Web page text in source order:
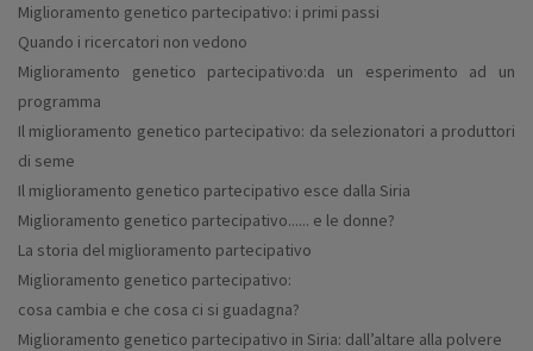
Miglioramento genetico partecipativo: i primi passi
Quando i ricercatori non vedono
Miglioramento genetico partecipativo:da un esperimento ad un
programma
Il miglioramento genetico partecipativo: da selezionatori a produttori
di seme
Il miglioramento genetico partecipativo esce dalla Siria
Miglioramento genetico partecipativo...... e le donne?
La storia del miglioramento partecipativo
Miglioramento genetico partecipativo:
cosa cambia e che cosa ci si guadagna?
Miglioramento genetico partecipativo in Siria: dall’altare alla polvere